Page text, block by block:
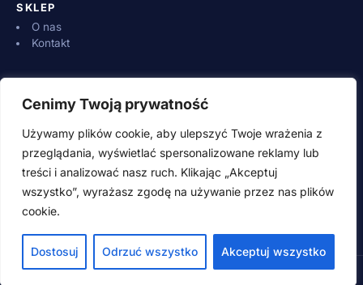
Cenimy Twoją prywatność
Używamy plików cookie, aby ulepszyć Twoje wrażenia z
przeglądania, wyświetlać spersonalizowane reklamy lub
treści i analizować nasz ruch. Klikając „Akceptuj
wszystko”, wyrażasz zgodę na używanie przez nas plików
cookie.
Dostosuj Odrzuć wszystko Akceptuj wszystko
SKLEP
O nas
Kontakt
Dostawa i płatności
Zwroty i reklamacje
Regulamin
KONTAKT
500 600 700 (pn–pt 8:00–16:00)